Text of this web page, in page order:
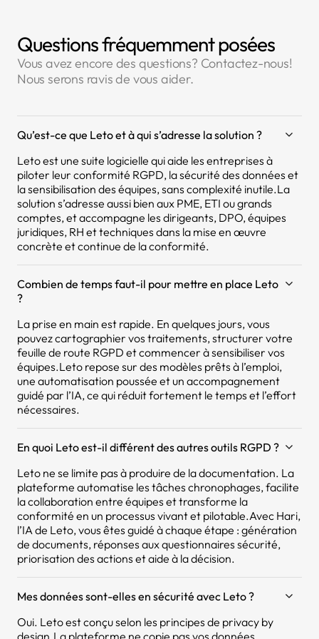
Questions fréquemment posées
Vous avez encore des questions? Contactez-nous!
Nous serons ravis de vous aider.
Qu’est-ce que Leto et à qui s’adresse la solution ?
Leto est une suite logicielle qui aide les entreprises à
piloter leur conformité RGPD, la sécurité des données et
la sensibilisation des équipes, sans complexité inutile.La
solution s’adresse aussi bien aux PME, ETI ou grands
comptes, et accompagne les dirigeants, DPO, équipes
juridiques, RH et techniques dans la mise en œuvre
concrète et continue de la conformité.
Combien de temps faut-il pour mettre en place Leto
?
La prise en main est rapide. En quelques jours, vous
pouvez cartographier vos traitements, structurer votre
feuille de route RGPD et commencer à sensibiliser vos
équipes.Leto repose sur des modèles prêts à l’emploi,
une automatisation poussée et un accompagnement
guidé par l’IA, ce qui réduit fortement le temps et l’effort
nécessaires.
En quoi Leto est-il différent des autres outils RGPD ?
Leto ne se limite pas à produire de la documentation. La
plateforme automatise les tâches chronophages, facilite
la collaboration entre équipes et transforme la
conformité en un processus vivant et pilotable.Avec Hari,
l’IA de Leto, vous êtes guidé à chaque étape : génération
de documents, réponses aux questionnaires sécurité,
priorisation des actions et aide à la décision.
Mes données sont-elles en sécurité avec Leto ?
Oui. Leto est conçu selon les principes de privacy by
design.La plateforme ne copie pas vos données